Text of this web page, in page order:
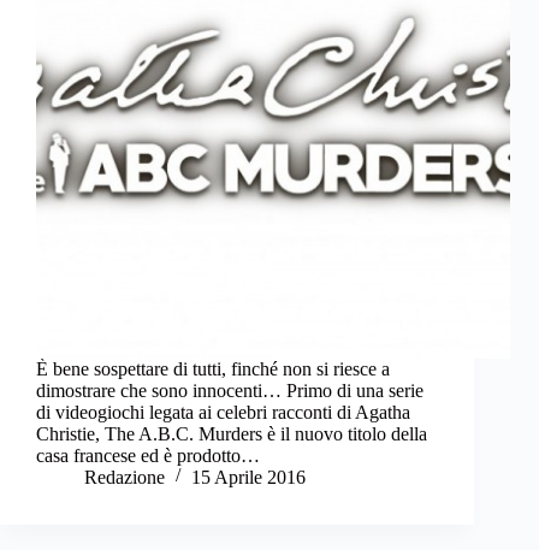
È bene sospettare di tutti, finché non si riesce a
dimostrare che sono innocenti… Primo di una serie
di videogiochi legata ai celebri racconti di Agatha
Christie, The A.B.C. Murders è il nuovo titolo della
casa francese ed è prodotto…
Redazione
15 Aprile 2016